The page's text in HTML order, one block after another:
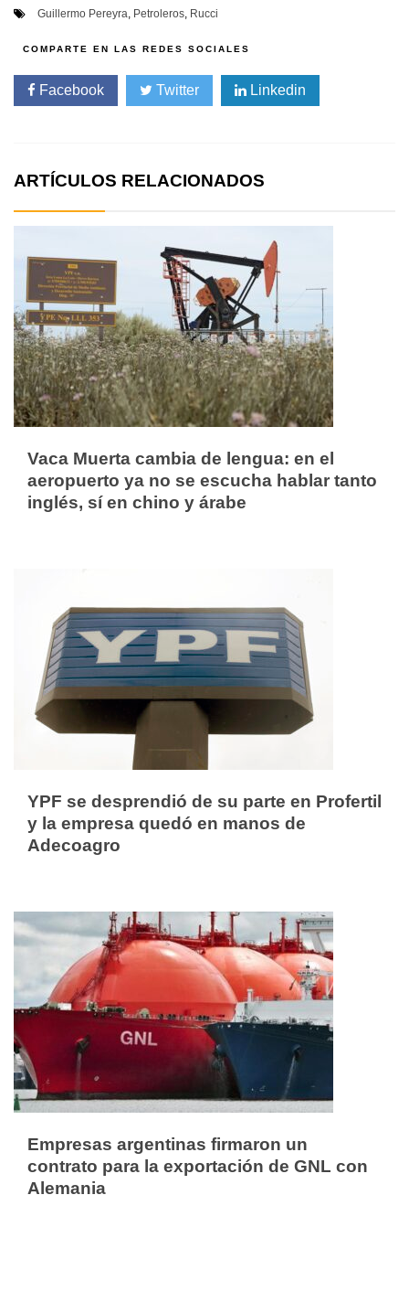
Guillermo Pereyra Petroleros Rucci
Facebook Twitter Linkedin
ARTÍCULOS RELACIONADOS
Vaca Muerta cambia de lengua: en el
aeropuerto ya no se escucha hablar tanto
inglés, sí en chino y árabe
YPF se desprendió de su parte en Profertil
y la empresa quedó en manos de
Adecoagro
Empresas argentinas firmaron un
contrato para la exportación de GNL con
Alemania